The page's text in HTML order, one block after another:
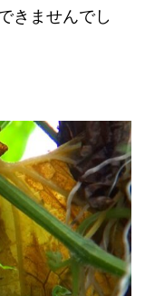
きませんでし